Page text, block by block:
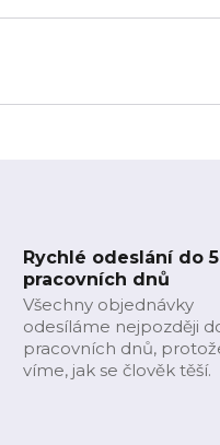
Rychlé odeslání do 5
pracovních dnů
Všechny objednávky
odesíláme nejpozději
pracovních dnů,
víme, jak se člověk těší.